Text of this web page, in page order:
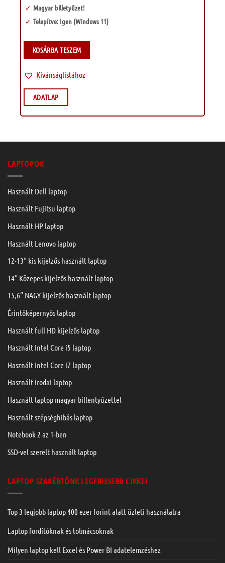
Magyar billetyűzet!
Telepítve: Igen (Windows 11)
KOSÁRBA TESZEM
Kívánságlistához
ADATLAP
LAPTOPOK
Használt Dell laptop
Használt Fujitsu laptop
Használt HP laptop
Használt Lenovo laptop
12-13” kis kijelzős használt laptop
14” Közepes kijelzős használt laptop
15,6” NAGY kijelzős használt laptop
Érintőképernyős laptop
Használt full HD kijelzős laptop
Használt Intel Core i5 laptop
Használt Intel Core i7 laptop
Használt irodai laptop
Használt laptop magyar billentyűzettel
Használt szépséghibás laptop
Notebook 2 az 1-ben
SSD-vel szerelt használt laptop
LAPTOP SZAKÉRTŐNK LEGFRISSEBB CIKKEI
Top 3 legjobb laptop 400 ezer forint alatt üzleti használatra
Laptop fordítóknak és tolmácsoknak
Milyen laptop kell Excel és Power BI adatelemzéshez